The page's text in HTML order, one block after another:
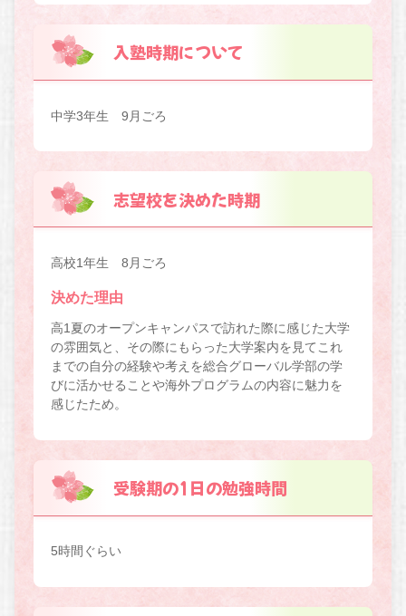
入塾時期について
中学3年生 9月ごろ
志望校を決めた時期
高校1年生 8月ごろ
決めた理由
高1夏のオープンキャンパスで訪れた際に感じた大学
の雰囲気と、その際にもらった大学案内を見てこれ
までの自分の経験や考えを総合グローバル学部の学
びに活かせることや海外プログラムの内容に魅力を
感じたため。
受験期の1日の勉強時間
5時間ぐらい